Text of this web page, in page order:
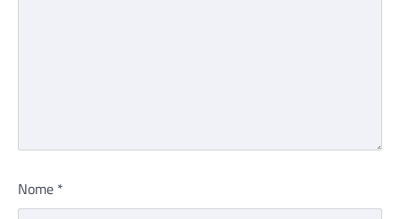
Nome *